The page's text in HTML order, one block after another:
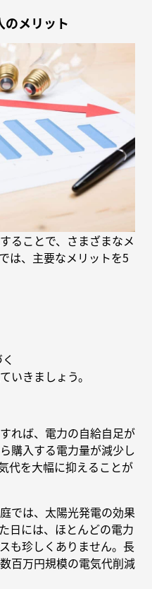
のメリット
ることで、さまざまなメ
は、主要なメリットを5
いきましょう。
れば、電力の自給自足が
購入する電力量が減少し
代を大幅に抑えることが
では、太陽光発電の効果
日には、ほとんどの電力
も珍しくありません。長
百万円規模の電気代削減